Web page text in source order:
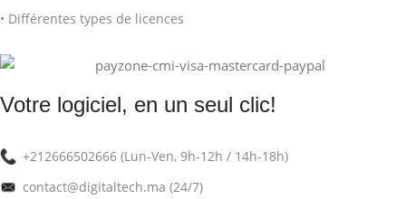
• Différentes types de licences
Votre logiciel, en un seul clic!
+212666502666 (Lun-Ven, 9h-12h / 14h-18h)
contact@digitaltech.ma (24/7)